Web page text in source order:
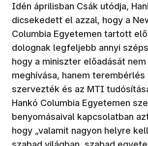
Idén áprilisban Csák utódja,
dicsekedett el azzal, hogy a
Columbia Egyetemen tartott
dolognak legfeljebb annyi
hogy a miniszter előadását
meghívása, hanem terembérlés
szervezték és az MTI
Hankó Columbia Egyetemen
benyomásaival kapcsolatban
hogy „valamit nagyon helyre